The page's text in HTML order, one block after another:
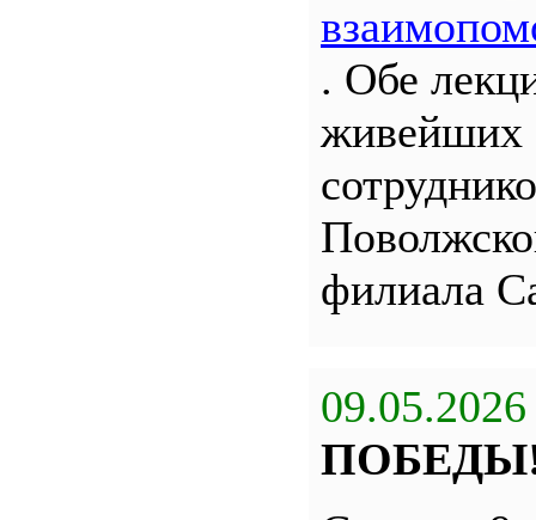
. Обе
живейших
филиала
09.05.2026